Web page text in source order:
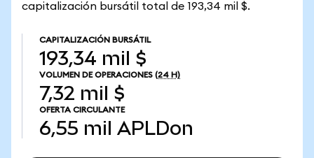
capitalización bursátil total de 193,34 mil $.
CAPITALIZACIÓN BURSÁTIL
193,34 mil $
VOLUMEN DE OPERACIONES (24 H)
7,32 mil $
OFERTA CIRCULANTE
6,55 mil APLDon